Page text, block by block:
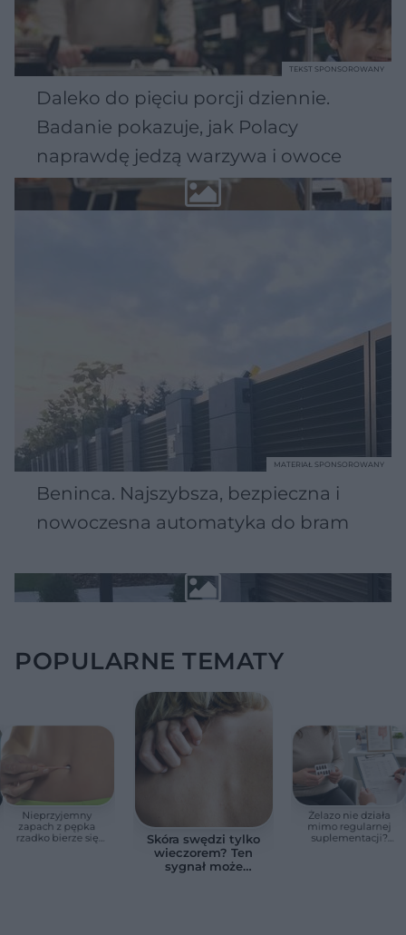
Daleko do pięciu porcji dziennie.
Badanie pokazuje, jak Polacy
naprawdę jedzą warzywa i owoce
TEKST SPONSOROWANY
Beninca. Najszybsza, bezpieczna i
nowoczesna automatyka do bram
MATERIAŁ SPONSOROWANY
POPULARNE TEMATY
Nieprzyjemny
zapach z pępka
rzadko bierze się
Skóra swędzi tylko
wieczorem? Ten
sygnał może
Żelazo nie działa
mimo regularnej
suplementacji?